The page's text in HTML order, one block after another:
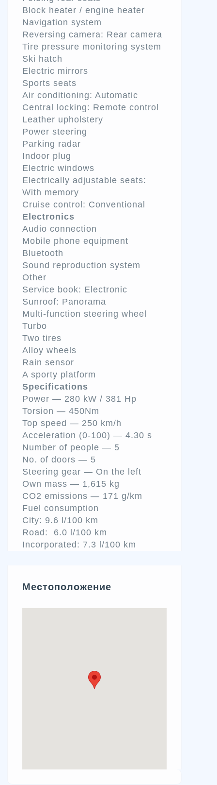
Block heater / engine heater
Navigation system
Reversing camera: Rear camera
Tire pressure monitoring system
Ski hatch
Electric mirrors
Sports seats
Air conditioning: Automatic
Central locking: Remote control
Leather upholstery
Power steering
Parking radar
Indoor plug
Electric windows
Electrically adjustable seats:
With memory
Cruise control: Conventional
Electronics
Audio connection
Mobile phone equipment
Bluetooth
Sound reproduction system
Other
Service book: Electronic
Sunroof: Panorama
Multi-function steering wheel
Turbo
Two tires
Alloy wheels
Rain sensor
A sporty platform
Specifications
Power — 280 kW / 381 Hp
Torsion — 450Nm
Top speed — 250 km/h
Acceleration (0-100) — 4.30 s
Number of people — 5
No. of doors — 5
Steering gear — On the left
Own mass — 1,615 kg
CO2 emissions — 171 g/km
Fuel consumption
City: 9.6 l/100 km
Road: 6.0 l/100 km
Incorporated: 7.3 l/100 km
Местоположение